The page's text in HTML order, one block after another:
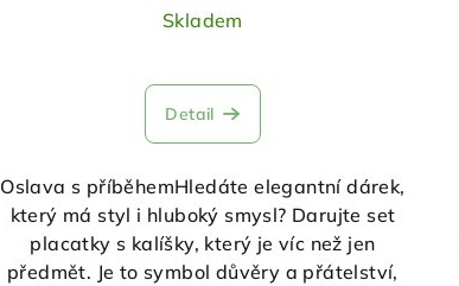
Skladem
Detail
Oslava s příběhemHledáte elegantní dárek,
který má styl i hluboký smysl? Darujte set
placatky s kalíšky, který je víc než jen
předmět. Je to symbol důvěry a přátelství,